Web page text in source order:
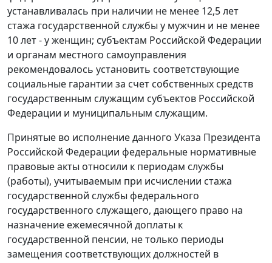
устанавливалась при наличии не менее 12,5 лет
стажа государственной службы у мужчин и не менее
10 лет - у женщин; субъектам Российской Федерации
и органам местного самоуправления
рекомендовалось установить соответствующие
социальные гарантии за счет собственных средств
государственным служащим субъектов Российской
Федерации и муниципальным служащим.
Принятые во исполнение данного Указа Президента
Российской Федерации федеральные нормативные
правовые акты относили к периодам службы
(работы), учитываемым при исчислении стажа
государственной службы федерального
государственного служащего, дающего право на
назначение ежемесячной доплаты к
государственной пенсии, не только периоды
замещения соответствующих должностей в